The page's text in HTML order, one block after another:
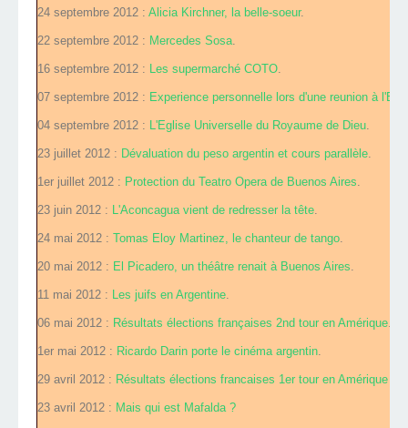
24 septembre 2012 : Alicia Kirchner, la belle-soeur.
22 septembre 2012 : Mercedes Sosa.
16 septembre 2012 : Les supermarché COTO.
07 septembre 2012 : Experience personnelle lors d'une reunion à
04 septembre 2012 : L'Eglise Universelle du Royaume de Dieu.
23 juillet 2012 : Dévaluation du peso argentin et cours parallèle.
1er juillet 2012 : Protection du Teatro Opera de Buenos Aires.
23 juin 2012 : L'Aconcagua vient de redresser la tête.
24 mai 2012 : Tomas Eloy Martinez, le chanteur de tango.
20 mai 2012 : El Picadero, un théâtre renait à Buenos Aires.
11 mai 2012 : Les juifs en Argentine.
06 mai 2012 : Résultats élections françaises 2nd tour en Amérique.
1er mai 2012 : Ricardo Darin porte le cinéma argentin.
29 avril 2012 : Résultats élections francaises 1er tour en Amérique du
23 avril 2012 : Mais qui est Mafalda ?